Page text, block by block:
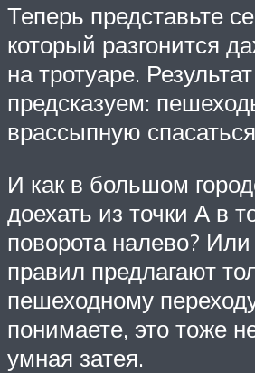
Теперь представьте
который разгонится
на тротуаре. Результат
предсказуем:
врассыпную
И как в большом
доехать из точки А в
поворота налево? Или
правил предлагают
пешеходному
понимаете, это тоже
умная затея.